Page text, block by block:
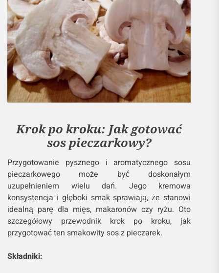
Krok po kroku: Jak gotować
sos pieczarkowy?
Przygotowanie pysznego i aromatycznego sosu
pieczarkowego może być doskonałym
uzupełnieniem wielu dań. Jego kremowa
konsystencja i głęboki smak sprawiają, że stanowi
idealną parę dla mięs, makaronów czy ryżu. Oto
szczegółowy przewodnik krok po kroku, jak
przygotować ten smakowity sos z pieczarek.
Składniki: